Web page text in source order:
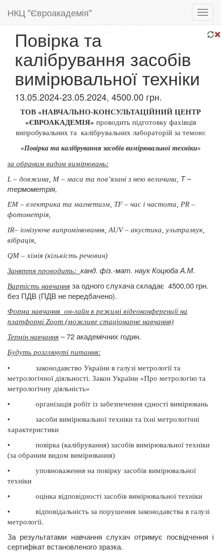
НКЦ "Євроакадемія"
Повірка та
калібрування засобів
вимірювальної техніки
13.05.2024-23.05.2024, 4500.00 грн.
ТОВ «НАВЧАЛЬНО-КОНСУЛЬТАЦІЙНИЙ ЦЕНТР
«ЄВРОАКАДЕМІЯ» проводить підготовку фахівців
випробувальних та калібрувальних лабораторій за темою:
«Повірка та калібрування засобів вимірювальної техніки»
за обраним видом вимірювань:
L – довжина, М – маса та пов’язані з нею величини,
Т –
термометрія,
ЕМ – електрика та магнетизм, ТF – час і частота, РR –
фотометрія,
ІR– іонізуюче випромінювання, АUV – акустика, ультразвук,
вібрація,
QМ – хімія (кількість речовин)
Заняття проводить: канд. фіз.-мат. наук Коцюба А.М.
Вартість навчання за одного слухача складає 4500,00 грн.
без ПДВ (ПДВ не передбачено).
Форма навчання он-лайн в режимі відеоконференції на
платформі Zoom (можливе стаціонарне навчання)
Термін навчання – 72 академічних годин.
Будуть розглянуті питання:
•
законодавство України в галузі метрології та
метрологічної діяльності. Закон України «Про метрологію та
метрологічну діяльність»
•
організація робіт із забезпечення єдності вимірювань
•
засоби вимірювальної техніки та їхні метрологічні
характеристики
•
повірка (калібрування) засобів вимірювальної техніки
(за обраним видом вимірювання)
•
уповноваження на повірку засобів вимірювальної
техніки
•
оцінка відповідності засобів вимірювальної техніки
•
відповідальність за порушення законодавства в галузі
метрології.
За результатами навчання слухач отримує посвідчення і
сертифікат встановленого зразка.